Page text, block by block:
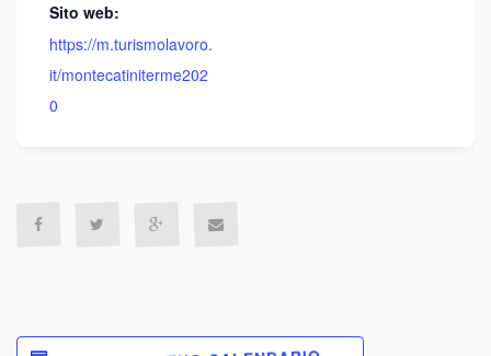
Sito web:
https://m.turismolavoro.
it/montecatiniterme202
0